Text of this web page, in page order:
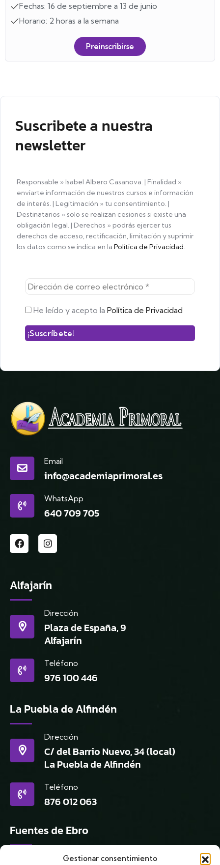
Gestionar consentimiento
Fechas: 16 de septiembre a 13 de junio
Horario: 2 horas a la semana
Preinscribirse
Suscribete a nuestra
newsletter
Responsable » Isabel Albero Casanova. | Finalidad »
enviarte información de nuestros cursos e información
de interés. | Legitimación » tu consentimiento. |
Destinatarios » solo se realizan cesiones si existe una
obligación legal. | Derechos » podrás ejercer tus
derechos de acceso, rectificación, limitación y suprimir
los datos como se indica en la Política de Privacidad
He leído y acepto la Política de Privacidad
Email
info@academiaprimoral.es
WhatsApp
640 709 705
Alfajarín
Dirección
Plaza de España, 9
Alfajarín
Teléfono
976 100 446
La Puebla de Alfindén
Dirección
C/ del Barrio Nuevo, 34 (local)
La Puebla de Alfindén
Teléfono
876 012 063
Fuentes de Ebro
Dirección